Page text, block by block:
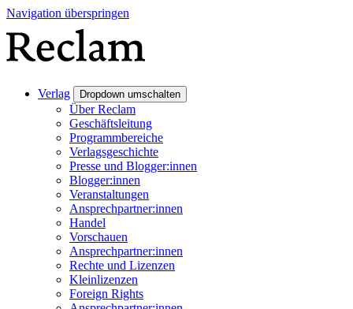
Navigation überspringen
Verlag Dropdown umschalten
Über Reclam
Geschäftsleitung
Programmbereiche
Verlagsgeschichte
Presse und Blogger:innen
Blogger:innen
Veranstaltungen
Ansprechpartner:innen
Handel
Vorschauen
Ansprechpartner:innen
Rechte und Lizenzen
Kleinlizenzen
Foreign Rights